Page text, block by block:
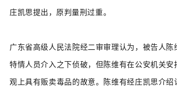
庄凯思提出，原判量刑过重。
广东省高级人民法院经二审审理认为，被告人
特情人员介入之下侦破，但陈维有在公安机关
观上具有贩卖毒品的故意。陈维有经庄凯思介